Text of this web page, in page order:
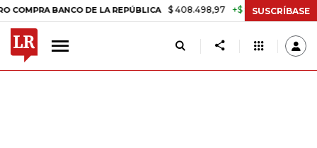
BANCO DE LA REPÚBLICA $ 408.498,97 +$ 8.753,81 +2,19%
SUSCRÍBASE